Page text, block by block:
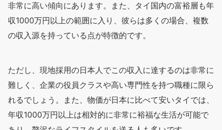
非常に高い傾向にあります。また、タイ国内の富裕層も年
収1000万円以上の範囲に入り、彼らは多くの場合、複数
の収入源を持っている点が特徴的です。
ただし、現地採用の日本人でこの収入に達するのは非常に
難しく、企業の役員クラスや高い専門性を持つ職種に限ら
れるでしょう。また、物価が日本に比べて安いタイでは、
年収1000万円以上は相対的に非常に裕福な生活が可能で